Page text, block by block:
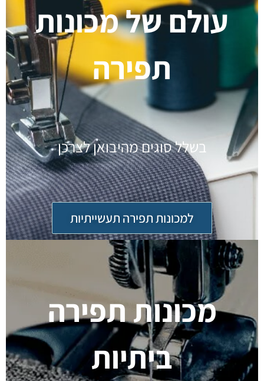
עולם של מכונות
תפירה
בשלל סוגים מהיבואן לצרכן
למכונות תפירה תעשייתיות
מכונות תפירה
ביתיות